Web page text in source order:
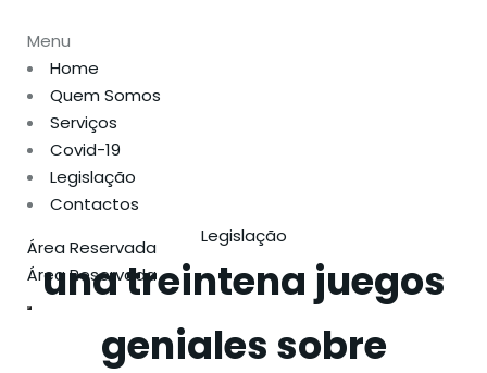
Menu
Home
Quem Somos
Serviços
Covid-19
Legislação
Contactos
Área Reservada
Área Reservada
Legislação
una treintena juegos
geniales sobre